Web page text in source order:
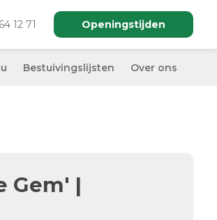
12 71 Openingstijden
Bestuivingslijsten Over ons
Gem' |